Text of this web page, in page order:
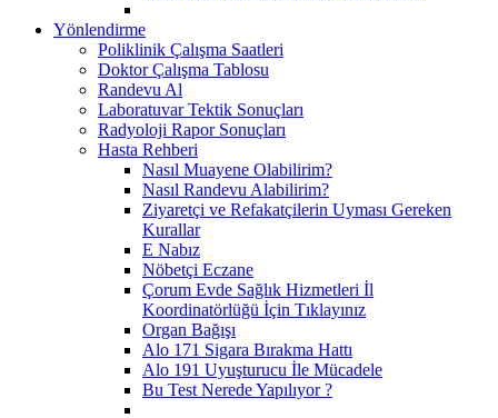
Yönlendirme
Poliklinik Çalışma Saatleri
Doktor Çalışma Tablosu
Randevu Al
Laboratuvar Tektik Sonuçları
Radyoloji Rapor Sonuçları
Hasta Rehberi
Nasıl Muayene Olabilirim?
Nasıl Randevu Alabilirim?
Ziyaretçi ve Refakatçilerin Uyması Gereken
Kurallar
E Nabız
Nöbetçi Eczane
Çorum Evde Sağlık Hizmetleri İl
Koordinatörlüğü İçin Tıklayınız
Organ Bağışı
Alo 171 Sigara Bırakma Hattı
Alo 191 Uyuşturucu İle Mücadele
Bu Test Nerede Yapılıyor ?